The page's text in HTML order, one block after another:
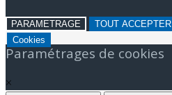
PARAMETRAGE TOUT ACCEPTER
Cookies
Paramétrages de cookies
×